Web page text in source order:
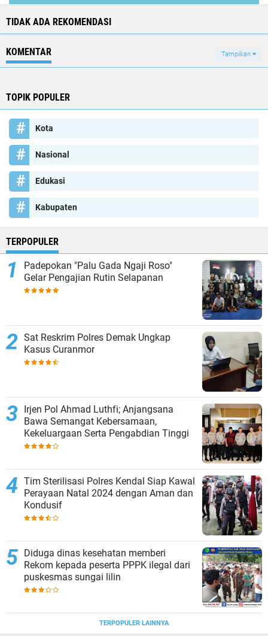
TIDAK ADA REKOMENDASI
KOMENTAR Tampilkan
TOPIK POPULER
Kota
Nasional
Edukasi
Kabupaten
TERPOPULER
Padepokan "Palu Gada Ngaji Roso"
Gelar Pengajian Rutin Selapanan
Sat Reskrim Polres Demak Ungkap
Kasus Curanmor
Irjen Pol Ahmad Luthfi; Anjangsana
Bawa Semangat Kebersamaan,
Kekeluargaan Serta Pengabdian Tinggi
Tim Sterilisasi Polres Kendal Siap Kawal
Perayaan Natal 2024 dengan Aman dan
Kondusif
Diduga dinas kesehatan memberi
Rekom kepada peserta PPPK ilegal dari
puskesmas sungai lilin
TERPOPULER LAINNYA